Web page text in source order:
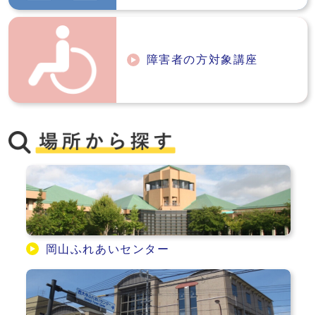
障害者の方対象講座
岡山ふれあいセンター